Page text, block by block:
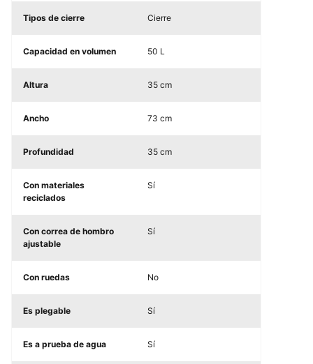
Tipos de cierre Cierre
Capacidad en volumen 50 L
Altura 35 cm
Ancho 73 cm
Profundidad 35 cm
Con materiales
reciclados
Sí
Con correa de hombro
ajustable
Sí
Con ruedas No
Es plegable Sí
Es a prueba de agua Sí